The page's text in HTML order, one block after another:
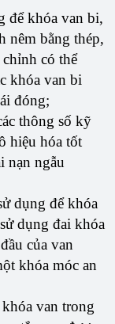
để khóa van bi,
nêm bằng thép,
có thể
khóa van bi
đóng;
thông số kỹ
hiệu hóa tốt
nạn ngẫu
dụng để khóa
dụng đai khóa
của van
khóa móc an
van trong